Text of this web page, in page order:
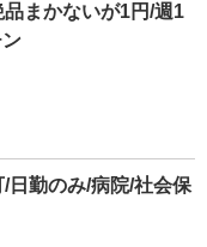
まかないが1円/週1
/日勤のみ/病院/社会保